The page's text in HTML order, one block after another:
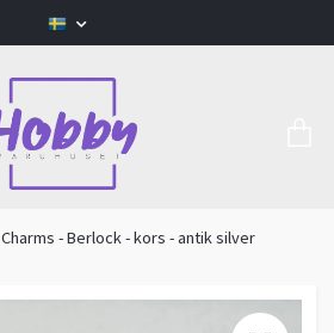
Charms - Berlock - kors - antik silver